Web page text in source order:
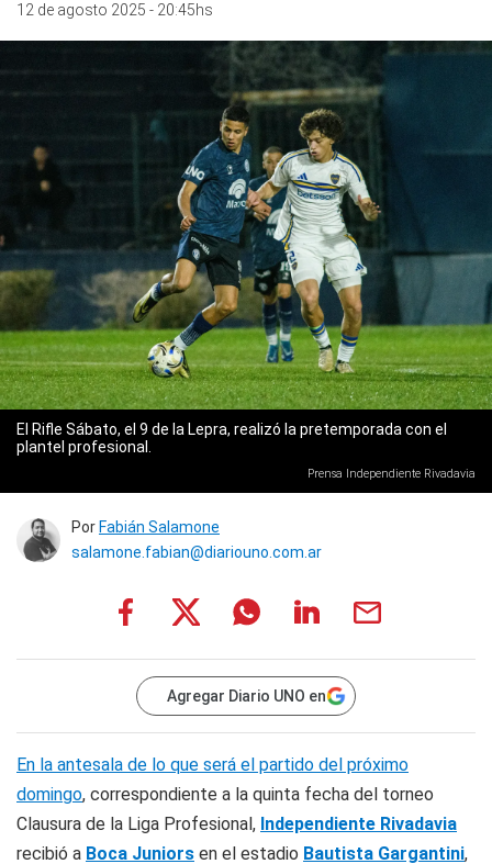
12 de agosto 2025 - 20:45hs
El Rifle Sábato, el 9 de la Lepra, realizó la pretemporada con el
plantel profesional.
Prensa Independiente Rivadavia
Por Fabián Salamone
salamone.fabian@diariouno.com.ar
Agregar Diario UNO en
En la antesala de lo que será el partido del próximo
domingo, correspondiente a la quinta fecha del torneo
Clausura de la Liga Profesional, Independiente Rivadavia
recibió a Boca Juniors en el estadio Bautista Gargantini,